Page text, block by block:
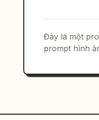
        }
      }
Đây là một
prompt hình